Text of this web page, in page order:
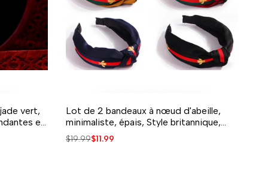
vert,
en
AJOUT RAPIDE
AJOUTER À LA LISTE DE SOUHAITS
AJOUTER POUR COMPARER
APERÇU RAPIDE
Lot de 2 bandeaux à nœud d'abeille,
minimaliste, épais, Style britannique,
cerceau en tissu
Prix
$19.99Prix
$11.99